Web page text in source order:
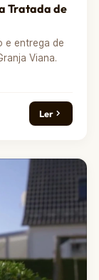
Tratada de
e entrega de
Viana.
Ler